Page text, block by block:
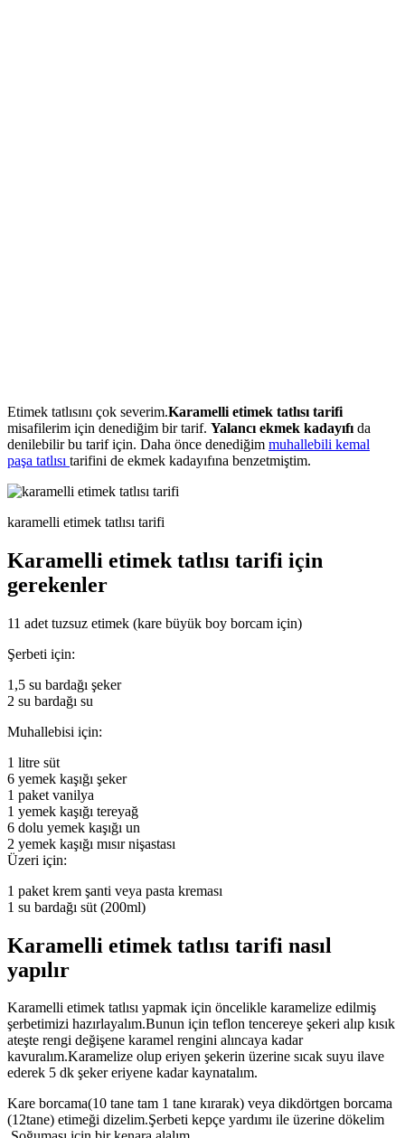
Etimek tatlısını çok severim.Karamelli etimek tatlısı tarifi
misafilerim için denediğim bir tarif. Yalancı ekmek kadayıfı da
denilebilir bu tarif için. Daha önce denediğim muhallebili kemal
paşa tatlısı tarifini de ekmek kadayıfına benzetmiştim.
karamelli etimek tatlısı tarifi
Karamelli etimek tatlısı tarifi için
gerekenler
11 adet tuzsuz etimek (kare büyük boy borcam için)
Şerbeti için:
1,5 su bardağı şeker
2 su bardağı su
Muhallebisi için:
1 litre süt
6 yemek kaşığı şeker
1 paket vanilya
1 yemek kaşığı tereyağ
6 dolu yemek kaşığı un
2 yemek kaşığı mısır nişastası
Üzeri için:
1 paket krem şanti veya pasta kreması
1 su bardağı süt (200ml)
Karamelli etimek tatlısı tarifi nasıl
yapılır
Karamelli etimek tatlısı yapmak için öncelikle karamelize edilmiş
şerbetimizi hazırlayalım.Bunun için teflon tencereye şekeri alıp kısık
ateşte rengi değişene karamel rengini alıncaya kadar
kavuralım.Karamelize olup eriyen şekerin üzerine sıcak suyu ilave
ederek 5 dk şeker eriyene kadar kaynatalım.
Kare borcama(10 tane tam 1 tane kırarak) veya dikdörtgen borcama
(12tane) etimeği dizelim.Şerbeti kepçe yardımı ile üzerine dökelim